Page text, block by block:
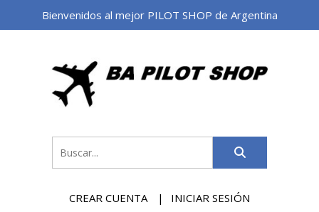
Bienvenidos al mejor PILOT SHOP de Argentina
CREAR CUENTA INICIAR SESIÓN